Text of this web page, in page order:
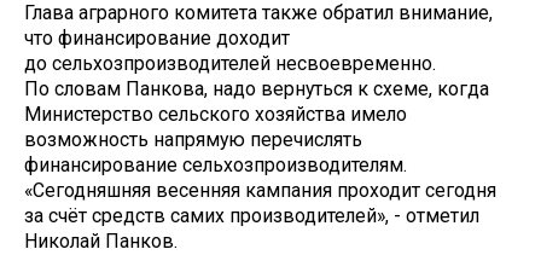
Глава аграрного комитета также обратил внимание,
что финансирование доходит
до сельхозпроизводителей несвоевременно.
По словам Панкова, надо вернуться к схеме, когда
Министерство сельского хозяйства имело
возможность напрямую перечислять
финансирование сельхозпроизводителям.
«Сегодняшняя весенняя кампания проходит сегодня
за счёт средств самих производителей», - отметил
Николай Панков.